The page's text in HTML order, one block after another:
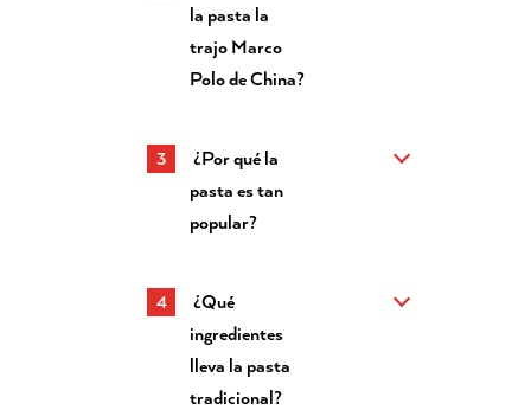
la pasta la
trajo Marco
Polo de China?
¿Por qué la
pasta es tan
popular?
¿Qué
ingredientes
lleva la pasta
tradicional?